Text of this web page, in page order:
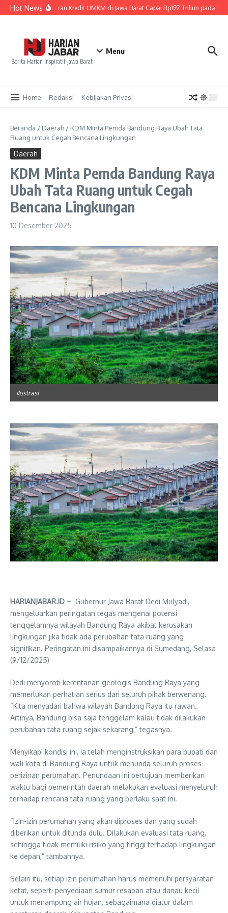
Lewati ke konten
Hot NewsPenyaluran Kredit UMKM di Jawa Barat Capai Rp192 Triliun pada Juni
Berita Harian Inspiratif Jawa Barat
Menu
Home Redaksi Kebijakan Privasi
Beranda / Daerah / KDM Minta Pemda Bandung Raya Ubah Tata
Ruang untuk Cegah Bencana Lingkungan
Daerah
KDM Minta Pemda Bandung Raya
Ubah Tata Ruang untuk Cegah
Bencana Lingkungan
10 Desember 2025
Ilustrasi
HARIANJABAR.ID – Gubernur Jawa Barat Dedi Mulyadi,
mengeluarkan peringatan tegas mengenai potensi
tenggelamnya wilayah Bandung Raya akibat kerusakan
lingkungan jika tidak ada perubahan tata ruang yang
signifikan. Peringatan ini disampaikannya di Sumedang, Selasa
(9/12/2025)
Dedi menyoroti kerentanan geologis Bandung Raya yang
memerlukan perhatian serius dari seluruh pihak berwenang.
“Kita menyadari bahwa wilayah Bandung Raya itu rawan.
Artinya, Bandung bisa saja tenggelam kalau tidak dilakukan
perubahan tata ruang sejak sekarang,” tegasnya.
Menyikapi kondisi ini, ia telah menginstruksikan para bupati dan
wali kota di Bandung Raya untuk menunda seluruh proses
perizinan perumahan. Penundaan ini bertujuan memberikan
waktu bagi pemerintah daerah melakukan evaluasi menyeluruh
terhadap rencana tata ruang yang berlaku saat ini.
“Izin-izin perumahan yang akan diproses dan yang sudah
diberikan untuk ditunda dulu. Dilakukan evaluasi tata ruang,
sehingga tidak memiliki risiko yang tinggi terhadap lingkungan
ke depan,” tambahnya.
Selain itu, setiap izin perumahan harus memenuhi persyaratan
ketat, seperti penyediaan sumur resapan atau danau kecil
untuk menampung air hujan, sebagaimana diatur dalam